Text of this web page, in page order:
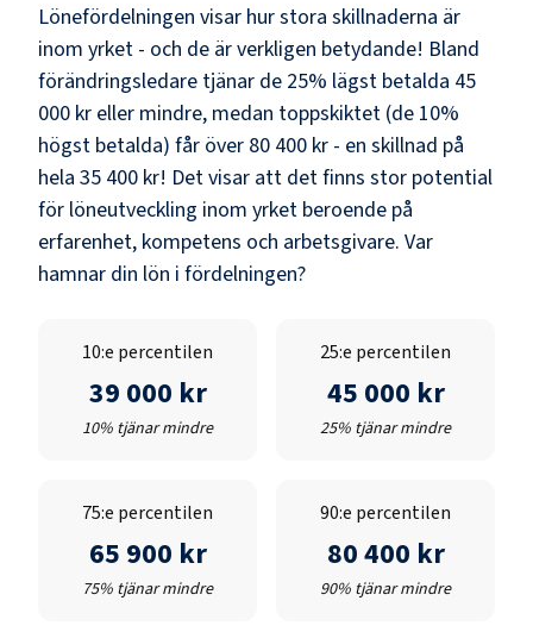
Lönefördelningen visar hur stora skillnaderna är
inom yrket - och de är verkligen betydande! Bland
förändringsledare tjänar de 25% lägst betalda 45
000 kr eller mindre, medan toppskiktet (de 10%
högst betalda) får över 80 400 kr - en skillnad på
hela 35 400 kr! Det visar att det finns stor potential
för löneutveckling inom yrket beroende på
erfarenhet, kompetens och arbetsgivare. Var
hamnar din lön i fördelningen?
10:e percentilen
39 000 kr
10% tjänar mindre
25:e percentilen
45 000 kr
25% tjänar mindre
75:e percentilen
65 900 kr
75% tjänar mindre
90:e percentilen
80 400 kr
90% tjänar mindre